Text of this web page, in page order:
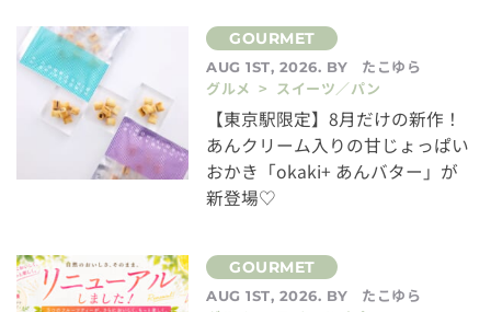
AUG 1ST, 2026. BY
たこゆら
グルメ > スイーツ／パン
【東京駅限定】8月だけの新作！
あんクリーム入りの甘じょっぱい
おかき「okaki+ あんバター」が
新登場♡
AUG 1ST, 2026. BY
たこゆら